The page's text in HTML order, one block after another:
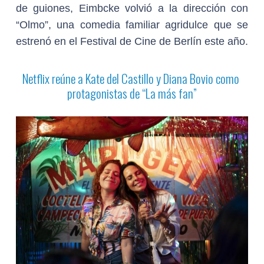
de guiones, Eimbcke volvió a la dirección con
“Olmo”, una comedia familiar agridulce que se
estrenó en el Festival de Cine de Berlín este año.
Netflix reúne a Kate del Castillo y Diana Bovio como
protagonistas de “La más fan”